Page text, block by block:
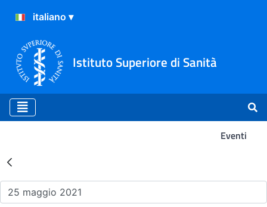
Istituto Superiore di Sanità
Eventi
Risultati della Ricerca -